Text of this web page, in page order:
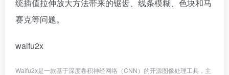
统插值拉伸放大方法带来的锯齿、线条模糊、色块和马
赛克等问题。
waifu2x
Waifu2x是一款基于深度卷积神经网络（CNN）的开源图像处理工具，主